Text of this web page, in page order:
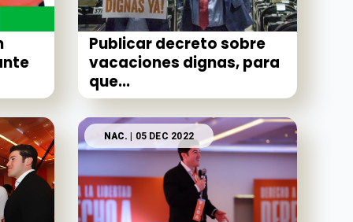
Publicar decreto sobre
vacaciones dignas, para
que...
NAC. | 05 DEC 2022